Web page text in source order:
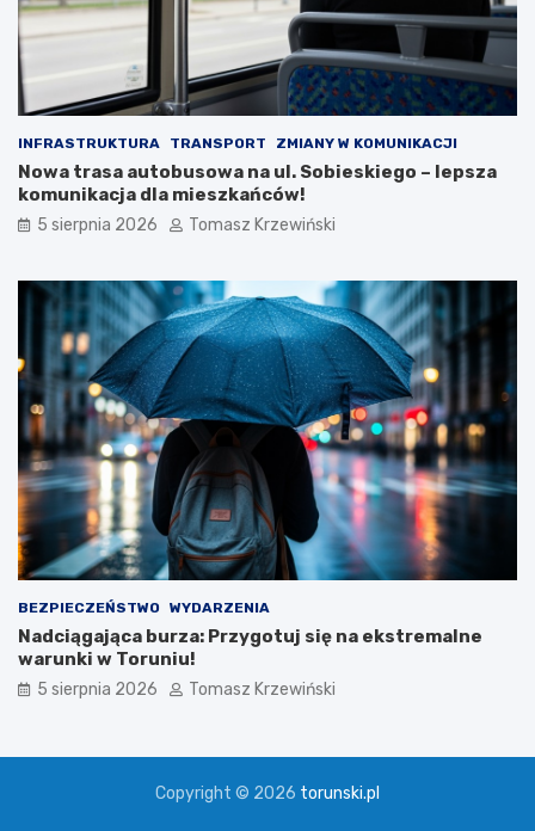
INFRASTRUKTURA TRANSPORT ZMIANY W KOMUNIKACJI
Nowa trasa autobusowa na ul. Sobieskiego – lepsza
komunikacja dla mieszkańców!
5 sierpnia 2026 Tomasz Krzewiński
BEZPIECZEŃSTWO WYDARZENIA
Nadciągająca burza: Przygotuj się na ekstremalne
warunki w Toruniu!
5 sierpnia 2026 Tomasz Krzewiński
Copyright © 2026 torunski.pl